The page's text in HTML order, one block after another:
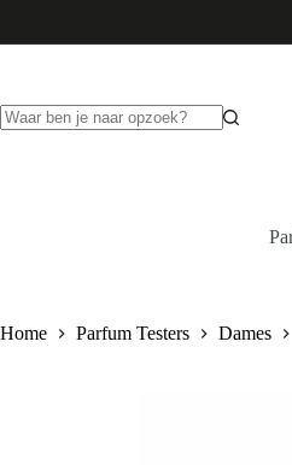
Home Parfum Testers Dames